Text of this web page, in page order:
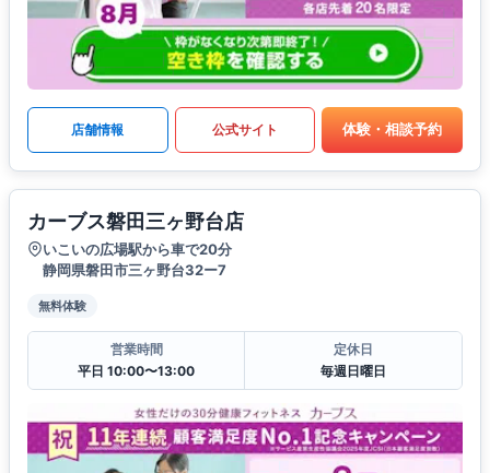
店舗情報 公式サイト 体験・相談予約
カーブス磐田三ヶ野台店
いこいの広場駅から車で20分
静岡県磐田市三ヶ野台32ー7
無料体験
営業時間
平日 10:00〜13:00
定休日
毎週日曜日